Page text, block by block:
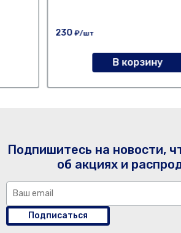
230 ₽/шт
В корзину
Подпишитесь на новости,
об акциях и
Подписаться